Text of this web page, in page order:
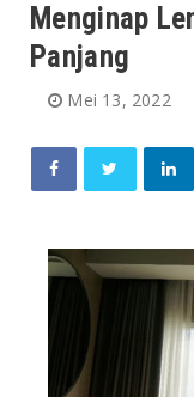
Menginap
Panjang
Mei 13, 2022